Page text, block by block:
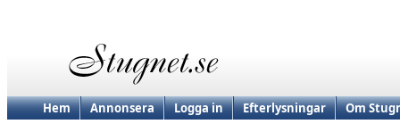
Hem Annonsera Logga in Efterlysningar Om